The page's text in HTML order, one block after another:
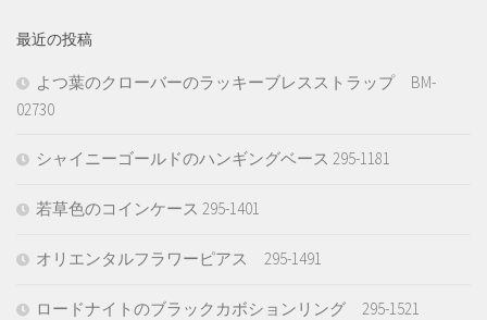
最近の投稿
よつ葉のクローバーのラッキーブレスストラップ BM-
02730
シャイニーゴールドのハンギングベース 295-1181
若草色のコインケース 295-1401
オリエンタルフラワーピアス 295-1491
ロードナイトのブラックカボションリング 295-1521